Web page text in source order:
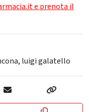
e prenota il
, luigi galatello